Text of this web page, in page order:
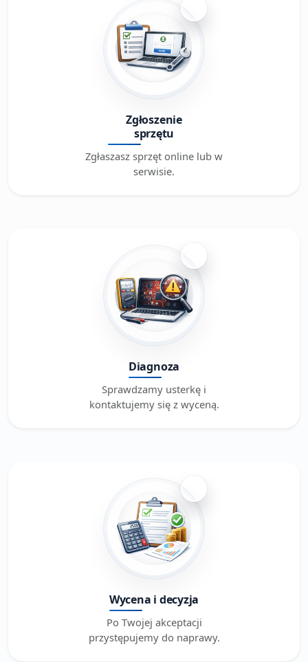
Zgłoszenie
sprzętu
Zgłaszasz sprzęt online lub w
serwisie.
Diagnoza
Sprawdzamy usterkę i
kontaktujemy się z wyceną.
Wycena i decyzja
Po Twojej akceptacji
przystępujemy do naprawy.